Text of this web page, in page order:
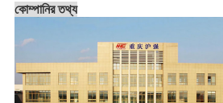
কোম্পানির তথ্য